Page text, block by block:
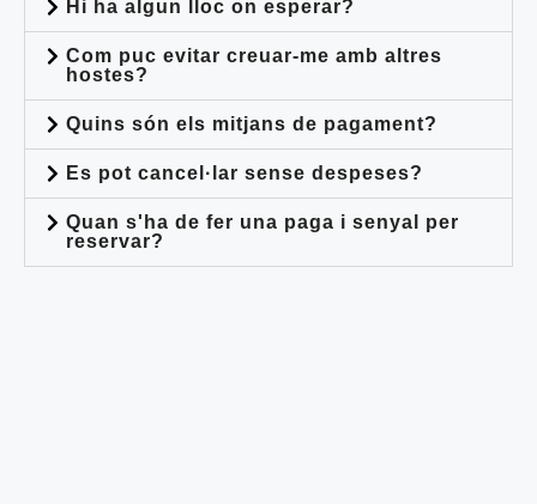
Hi ha algun lloc on esperar?
Com puc evitar creuar-me amb altres
hostes?
Quins són els mitjans de pagament?
Es pot cancel·lar sense despeses?
Quan s'ha de fer una paga i senyal per
reservar?